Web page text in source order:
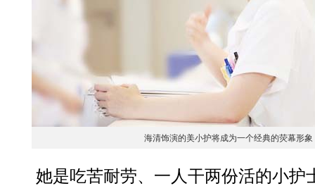
海清饰演的美小护将成为一个经典的荧幕形象
她是吃苦耐劳、一人干两份活的小护